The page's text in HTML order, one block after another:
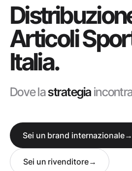
Articoli
Italia.
Dove lastrategia
Sei un brand internazionale→
Sei un rivenditore→